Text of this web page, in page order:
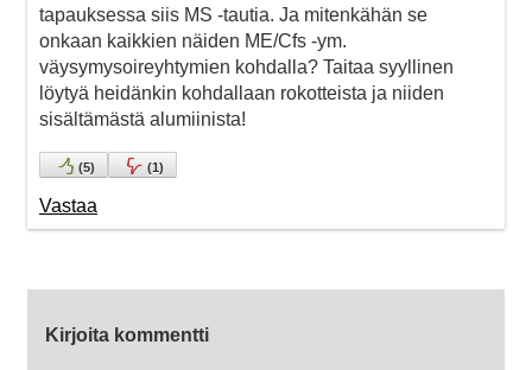
tapauksessa siis MS -tautia. Ja mitenkähän se
onkaan kaikkien näiden ME/Cfs -ym.
väysymysoireyhtymien kohdalla? Taitaa syyllinen
löytyä heidänkin kohdallaan rokotteista ja niiden
sisältämästä alumiinista!
(5) (1)
Vastaa
Kirjoita kommentti